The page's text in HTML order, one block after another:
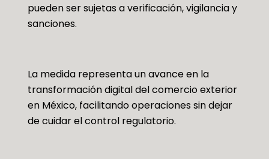
pueden ser sujetas a verificación, vigilancia y
sanciones.
La medida representa un avance en la
transformación digital del comercio exterior
en México, facilitando operaciones sin dejar
de cuidar el control regulatorio.